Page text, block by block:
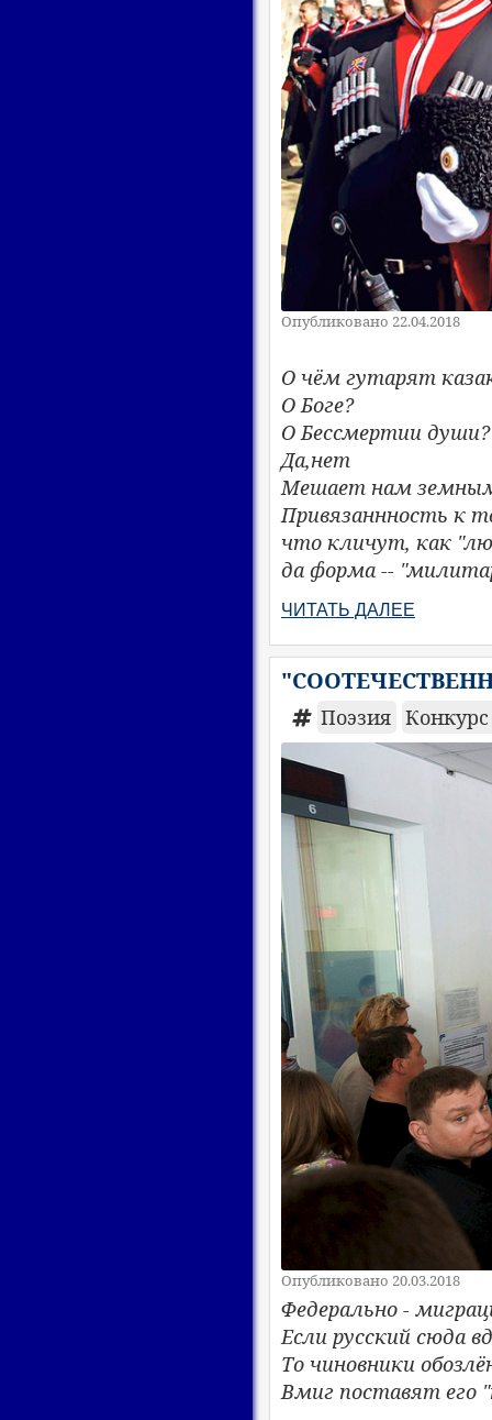
Опубликовано 22.04.2018
О чём гутарят
О Боге?
О Бессмертии души?
Да,нет
Мешает нам
Привязаннность к
что кличут, как
да форма --
ЧИТАТЬ ДАЛЕЕ
Поэзия Конкурс
Опубликовано 20.03.2018
Федерально -
Если русский сюда
То чиновники
Вмиг поставят его